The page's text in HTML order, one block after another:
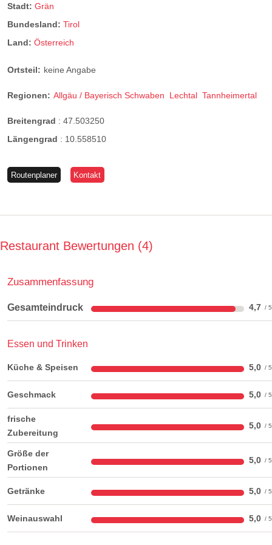
Stadt: Grän
Bundesland: Tirol
Land: Österreich
Ortsteil: keine Angabe
Regionen: Allgäu / Bayerisch Schwaben Lechtal Tannheimertal
Breitengrad : 47.503250
Längengrad : 10.558510
Routenplaner Kontakt
Restaurant Bewertungen 4
Zusammenfassung
Gesamteindruck 4,7
Essen und Trinken
Küche & Speisen 5,0
Geschmack 5,0
frische
Zubereitung
5,0
Größe der
Portionen
5,0
Getränke 5,0
Weinauswahl 5,0